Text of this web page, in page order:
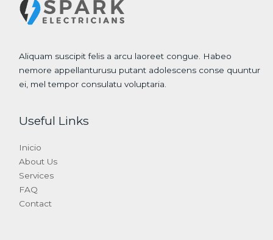
Aliquam suscipit felis a arcu laoreet congue. Habeo
nemore appellanturusu putant adolescens conse quuntur
ei, mel tempor consulatu voluptaria.
Useful Links
Inicio
About Us
Services
FAQ
Contact